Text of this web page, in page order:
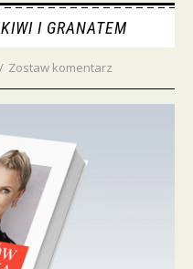
I GRANATEM
/ Zostaw komentarz